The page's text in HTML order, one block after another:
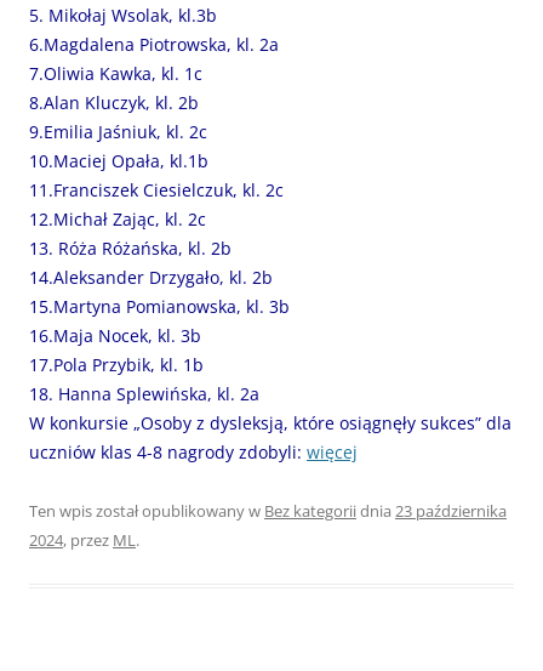
5. Mikołaj Wsolak, kl.3b
6.Magdalena Piotrowska, kl. 2a
7.Oliwia Kawka, kl. 1c
8.Alan Kluczyk, kl. 2b
9.Emilia Jaśniuk, kl. 2c
10.Maciej Opała, kl.1b
11.Franciszek Ciesielczuk, kl. 2c
12.Michał Zając, kl. 2c
13. Róża Różańska, kl. 2b
14.Aleksander Drzygało, kl. 2b
15.Martyna Pomianowska, kl. 3b
16.Maja Nocek, kl. 3b
17.Pola Przybik, kl. 1b
18. Hanna Splewińska, kl. 2a
W konkursie „Osoby z dysleksją, które osiągnęły sukces” dla
uczniów klas 4-8 nagrody zdobyli: więcej
Ten wpis został opublikowany w Bez kategoriidnia 23 października
2024, przez ML.